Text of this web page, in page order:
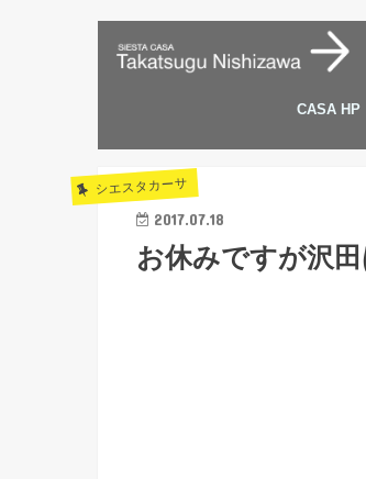
CASA HP
シエスタカーサ
2017.07.18
お休みですが沢